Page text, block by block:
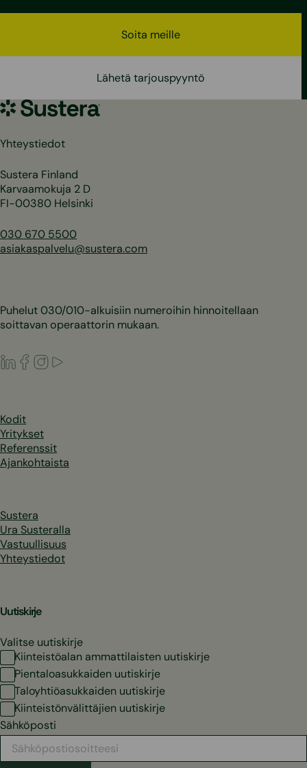
Soita meille
Lähetä tarjouspyyntö
Sustera
Yhteystiedot
Sustera Finland
Karvaamokuja 2 D
FI-00380 Helsinki
030 670 5500
asiakaspalvelu@sustera.com
Puhelut 030/010-alkuisiin numeroihin hinnoitellaan
soittavan operaattorin mukaan.
LinkedIn
Facebook
Instagram
Kodit
Yritykset
Referenssit
Ajankohtaista
Sustera
Ura Susteralla
Vastuullisuus
Yhteystiedot
Uutiskirje
Valitse uutiskirje
Kiinteistöalan ammattilaisten uutiskirje
Pientaloasukkaiden uutiskirje
Taloyhtiöasukkaiden uutiskirje
Kiinteistönvälittäjien uutiskirje
Sähköposti